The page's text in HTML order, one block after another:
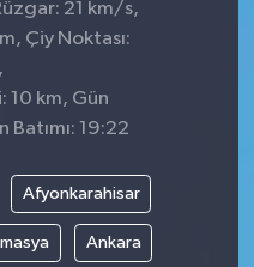
21 km/s,
Çiy Noktası:
10 km, Gün
Batımı: 19:22
Afyonkarahisar
Ankara